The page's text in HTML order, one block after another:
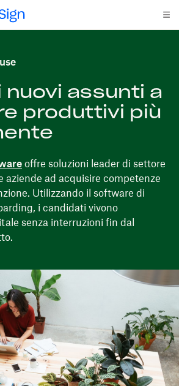
nuovi assunti a
produttivi più
offre soluzioni leader di settore
aziende ad acquisire competenze
Utilizzando il software di
i candidati vivono
senza interruzioni fin dal